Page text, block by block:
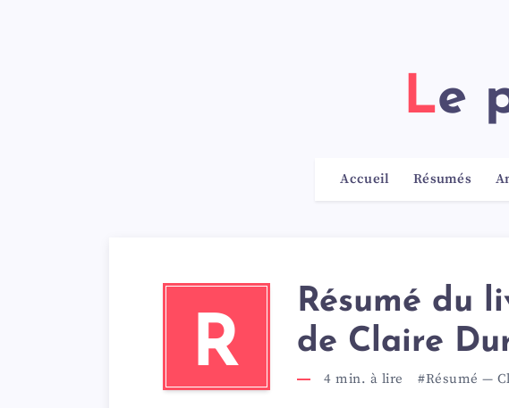
Accueil Résumés
R
Résumé du
de Claire
4 min. à lire #Résumé —